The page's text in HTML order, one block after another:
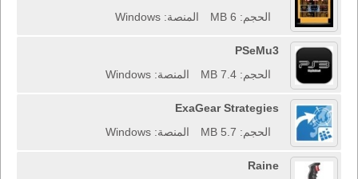
الحجم: 6 MB
المنصة: Windows
PSeMu3
الحجم: 7.4 MB
المنصة: Windows
ExaGear Strategies
الحجم: 5.7 MB
المنصة: Windows
Raine